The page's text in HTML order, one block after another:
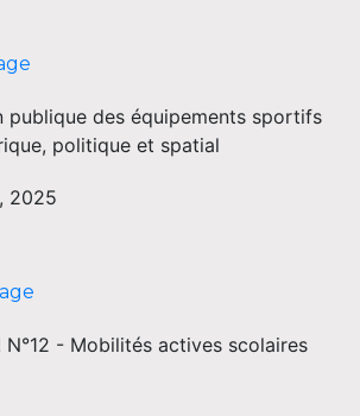
publique des équipements sportifs
politique et spatial
2025
N°12 - Mobilités actives scolaires